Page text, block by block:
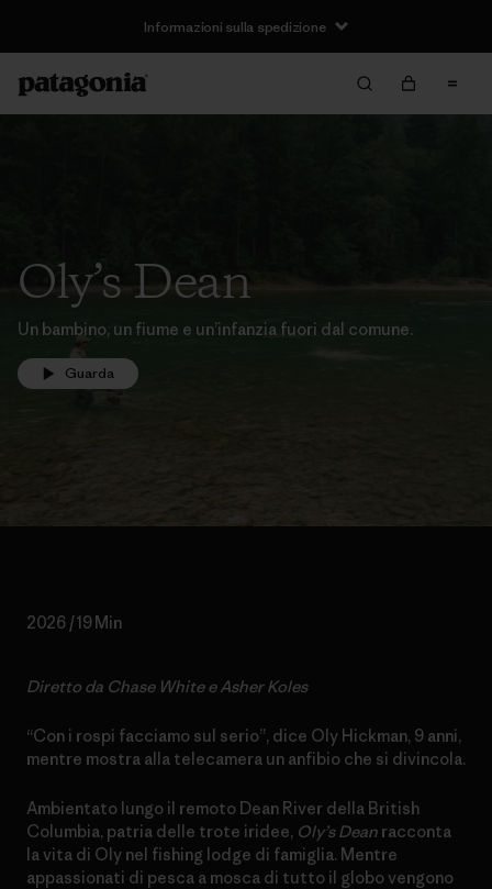
Informazioni sulla spedizione
Oly’s Dean
Un bambino, un fiume e un’infanzia fuori dal comune.
Guarda
2026 / 19 Min
Diretto da Chase White e Asher Koles
“Con i rospi facciamo sul serio”, dice Oly Hickman, 9 anni,
mentre mostra alla telecamera un anfibio che si divincola.
Ambientato lungo il remoto Dean River della British
Columbia, patria delle trote iridee, Oly’s Dean racconta
la vita di Oly nel fishing lodge di famiglia. Mentre
appassionati di pesca a mosca di tutto il globo vengono